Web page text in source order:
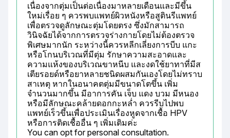
เนื่องจากตุ่มเป็นต่อเนื่องมาหลายเดือนและมีขึ้น
ใหม่เรื่อย ๆ ควรพบแพทย์ผิวหนังหรือสูตินรีแพทย์
เพื่อตรวจดูลักษณะตุ่มโดยตรง ซึ่งมักสามารถ
วินิจฉัยได้จากการตรวจร่างกายโดยไม่ต้องตรวจ
พิเศษมากนัก ระหว่างนี้ควรหลีกเลี่ยงการบีบ แกะ
หรือโกนบริเวณที่มีตุ่ม รักษาความสะอาดและ
ความแห้งของบริเวณขาหนีบ และงดใช้ยาทาที่มีส
เตียรอยด์หรือยาหลายชนิดผสมกันเองโดยไม่ทราบ
สาเหตุ หากในอนาคตตุ่มมีขนาดโตขึ้น เพิ่ม
จำนวนมากขึ้น มีอาการคัน เจ็บ แดง บวม มีหนอง
หรือมีลักษณะคล้ายดอกกะหล่ำ ควรรีบไปพบ
แพทย์เร็วขึ้นเพื่อประเมินเรื่องหูดจากเชื้อ HPV
หรือการติดเชื้ออื่น ๆ เพิ่มเติมค่ะ
You can opt for personal consultation.